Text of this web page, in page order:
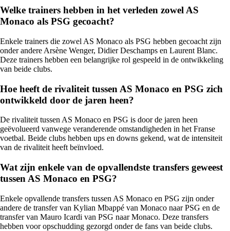
Welke trainers hebben in het verleden zowel AS
Monaco als PSG gecoacht?
Enkele trainers die zowel AS Monaco als PSG hebben gecoacht zijn
onder andere Arsène Wenger, Didier Deschamps en Laurent Blanc.
Deze trainers hebben een belangrijke rol gespeeld in de ontwikkeling
van beide clubs.
Hoe heeft de rivaliteit tussen AS Monaco en PSG zich
ontwikkeld door de jaren heen?
De rivaliteit tussen AS Monaco en PSG is door de jaren heen
geëvolueerd vanwege veranderende omstandigheden in het Franse
voetbal. Beide clubs hebben ups en downs gekend, wat de intensiteit
van de rivaliteit heeft beïnvloed.
Wat zijn enkele van de opvallendste transfers geweest
tussen AS Monaco en PSG?
Enkele opvallende transfers tussen AS Monaco en PSG zijn onder
andere de transfer van Kylian Mbappé van Monaco naar PSG en de
transfer van Mauro Icardi van PSG naar Monaco. Deze transfers
hebben voor opschudding gezorgd onder de fans van beide clubs.